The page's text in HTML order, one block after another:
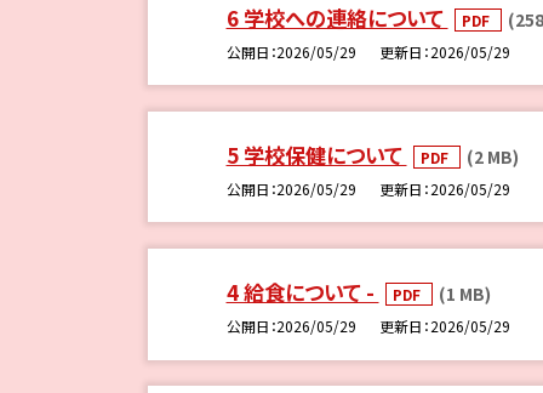
6 学校への連絡について PDF
公開日 2026/05/29 更新日 2026/05/29
5 学校保健について PDF (2 MB)
公開日 2026/05/29 更新日 2026/05/29
4 給食について - PDF (1 MB)
公開日 2026/05/29 更新日 2026/05/29